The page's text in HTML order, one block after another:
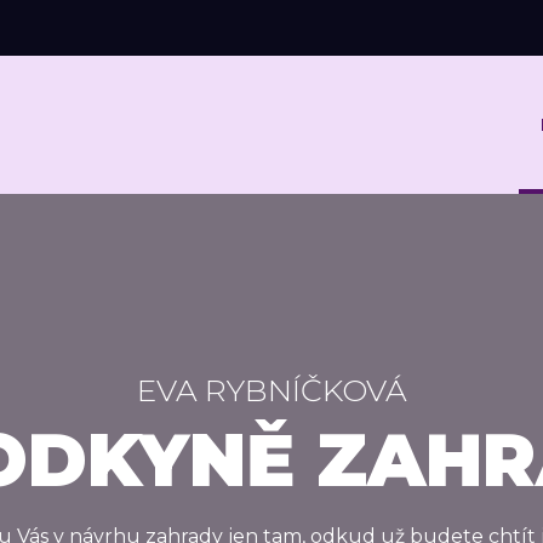
EVA RYBNÍČKOVÁ
Vás v návrhu zahrady jen tam, odkud už budete chtít